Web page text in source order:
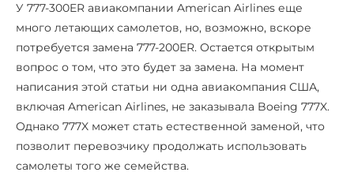
У 777-300ER авиакомпании American Airlines еще
много летающих самолетов, но, возможно, вскоре
потребуется замена 777-200ER. Остается открытым
вопрос о том, что это будет за замена. На момент
написания этой статьи ни одна авиакомпания США,
включая American Airlines, не заказывала Boeing 777X.
Однако 777X может стать естественной заменой, что
позволит перевозчику продолжать использовать
самолеты того же семейства.